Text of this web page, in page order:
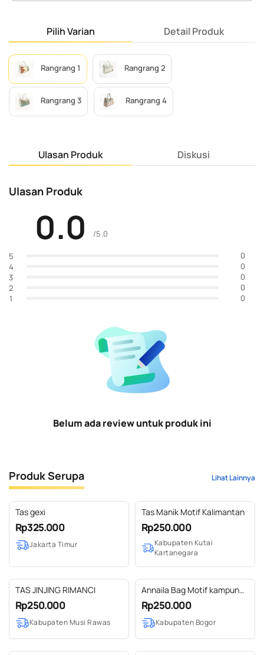
Pilih Varian Detail Produk
Rangrang 1 Rangrang 2
Rangrang 3 Rangrang 4
Ulasan Produk Diskusi
Ulasan Produk
0.0 /5.0
5
0
4
0
3
0
2
0
1
0
Belum ada review untuk produk ini
Produk Serupa Lihat Lainnya
Tas gexi
Rp325.000
Jakarta Timur
Tas Manik Motif Kalimantan
Rp250.000
Kabupaten Kutai
Kartanegara
TAS JINJING RIMANCI
Rp250.000
Kabupaten Musi Rawas
Annaila Bag Motif kampung
Urug
Rp250.000
Kabupaten Bogor